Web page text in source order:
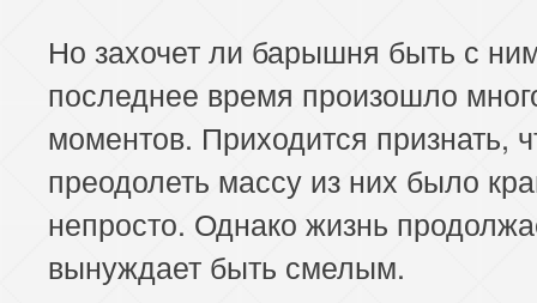
Но захочет ли барышня быть с
последнее время произошло
моментов. Приходится признать,
преодолеть массу из них было
непросто. Однако жизнь
вынуждает быть смелым.